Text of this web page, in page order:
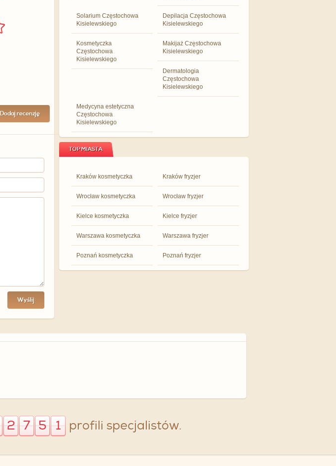
Dodaj recenzję
Wyślij
Solarium Częstochowa
Kisielewskiego
Depilacja Częstochowa
Kisielewskiego
Kosmetyczka
Częstochowa
Kisielewskiego
Makijaż Częstochowa
Kisielewskiego
Dermatologia
Częstochowa
Kisielewskiego
Medycyna estetyczna
Częstochowa
Kisielewskiego
TOP MIASTA
Kraków kosmetyczka Kraków fryzjer
Wrocław kosmetyczka Wrocław fryzjer
Kielce kosmetyczka Kielce fryzjer
Warszawa kosmetyczka Warszawa fryzjer
Poznań kosmetyczka Poznań fryzjer
2 7 5 1 profili specjalistów.